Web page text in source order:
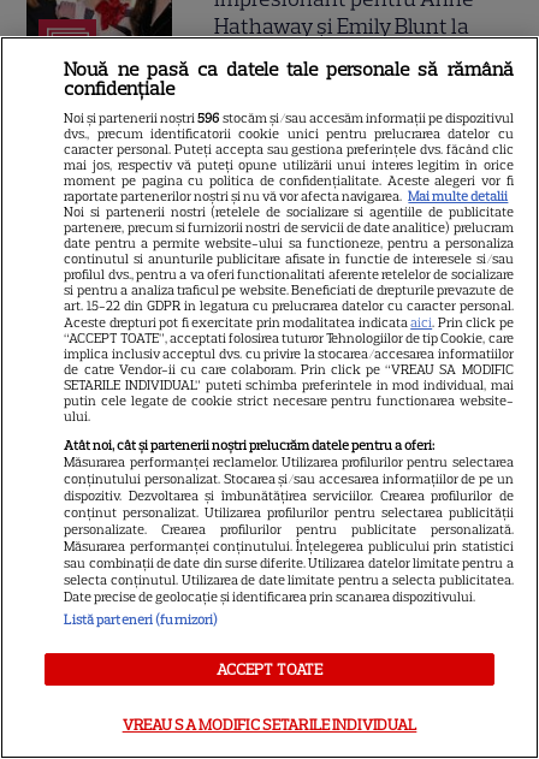
Hathaway și Emily Blunt la
Prada 2”. Ce salarii ar fi primit
actrițele
13
VEDETE STRĂINE
Tom Holland, decizie radicală
pentru noul său film! Ce
promisiune a făcut actorul
după momentele virale în care
a făcut senzație prin dans
13
SKYSHOWTIME
Scott Thomas, din nou mamă
și fiică pe ecran în „My
Mother's Wedding”. Când
apare filmul pe SkyShowtime
PRIME VIDEO
din „Stranger Things”, intră în
Ce rol legendar va interpreta în
Nouă ne pasă ca datele tale personale să rămână
confidențiale
Noi și partenerii noștri596 stocăm și/sau accesăm informații pe dispozitivul
dvs., precum identificatorii cookie unici pentru prelucrarea datelor cu
caracter personal. Puteți accepta sau gestiona preferințele dvs. făcând clic
mai jos, respectiv vă puteți opune utilizării unui interes legitim în orice
moment pe pagina cu politica de confidențialitate. Aceste alegeri vor fi
raportate partenerilor noștri și nu vă vor afecta navigarea. Mai multe detalii
Noi si partenerii nostri (retelele de socializare si agentiile de publicitate
partenere, precum si furnizorii nostri de servicii de date analitice) prelucram
date pentru a permite website-ului sa functioneze, pentru a personaliza
continutul si anunturile publicitare afisate in functie de interesele si/sau
profilul dvs., pentru a va oferi functionalitati aferente retelelor de socializare
si pentru a analiza traficul pe website. Beneficiati de drepturile prevazute de
art. 15-22 din GDPR in legatura cu prelucrarea datelor cu caracter personal.
Aceste drepturi pot fi exercitate prin modalitatea indicataaici. Prin click pe
“ACCEPT TOATE”, acceptati folosirea tuturor Tehnologiilor de tip Cookie, care
implica inclusiv acceptul dvs. cu privire la stocarea/accesarea informatiilor
de catre Vendor-ii cu care colaboram. Prin click pe “VREAU SA MODIFIC
SETARILE INDIVIDUAL” puteti schimba preferintele in mod individual, mai
putin cele legate de cookie strict necesare pentru functionarea website-
ului.
Atât noi, cât și partenerii noștri prelucrăm datele pentru a oferi:
Măsurarea performanței reclamelor. Utilizarea profilurilor pentru selectarea
conținutului personalizat. Stocarea și/sau accesarea informațiilor de pe un
dispozitiv. Dezvoltarea și îmbunătățirea serviciilor. Crearea profilurilor de
conținut personalizat. Utilizarea profilurilor pentru selectarea publicității
personalizate. Crearea profilurilor pentru publicitate personalizată.
Măsurarea performanței conținutului. Înțelegerea publicului prin statistici
sau combinații de date din surse diferite. Utilizarea datelor limitate pentru a
selecta conținutul. Utilizarea de date limitate pentru a selecta publicitatea.
Date precise de geolocație și identificarea prin scanarea dispozitivului.
Listă parteneri (furnizori)
ACCEPT TOATE
VREAU SA MODIFIC SETARILE INDIVIDUAL